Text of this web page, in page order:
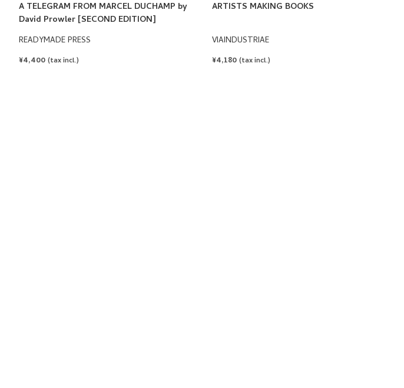
A TELEGRAM FROM MARCEL DUCHAMP by
David Prowler [SECOND EDITION]
READYMADE PRESS
REGULAR
¥4,400 (tax incl.)
ARTISTS MAKING BOOKS
VIAINDUSTRIAE
REGULAR
¥4,180 (tax incl.)